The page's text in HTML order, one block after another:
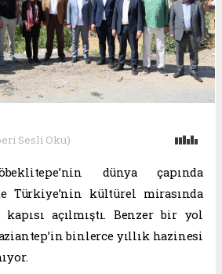
Sesli Oku)
dünya çapında
Türkiye’nin kültürel mirasında
açılmıştı. Benzer bir yol
binlerce yıllık hazinesi